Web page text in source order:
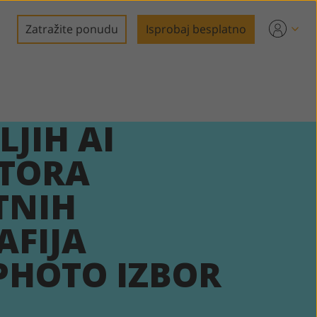
Zatražite ponudu Isprobaj besplatno
AI
IZBOR